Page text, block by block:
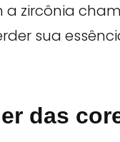
zircônia
sua
das